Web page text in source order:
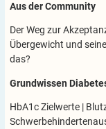
Aus der Community
Der Weg zur
Übergewicht und
das?
Grundwissen
HbA1c Zielwerte |